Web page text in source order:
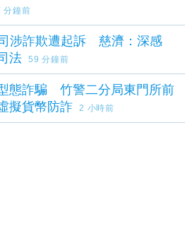
分鐘前
涉詐欺遭起訴 慈濟：深感
法
59 分鐘前
態詐騙 竹警二分局東門所前
擬貨幣防詐
2 小時前